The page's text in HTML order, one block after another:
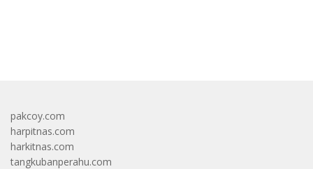
pakcoy.com
harpitnas.com
harkitnas.com
tangkubanperahu.com